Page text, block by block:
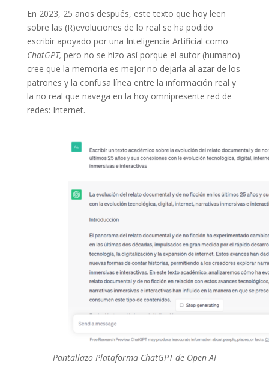
En 2023, 25 años después, este texto que hoy leen
sobre las (R)evoluciones de lo real se ha podido
escribir apoyado por una Inteligencia Artificial como
ChatGPT, pero no se hizo así porque el autor (humano)
cree que la memoria es mejor no dejarla al azar de los
patrones y la confusa línea entre la información real y
la no real que navega en la hoy omnipresente red de
redes: Internet.
Pantallazo Plataforma ChatGPT de Open AI